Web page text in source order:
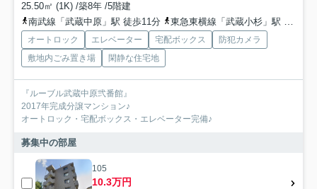
25.50㎡ (1K) /築8年 /5階建
南武線「武蔵中原」駅 徒歩11分
東急東横線「武蔵小杉」駅 徒歩23分
オートロック エレベーター 宅配ボックス
防犯カメラ
敷地内ごみ置き場
閑静な住宅地
『ルーブル武蔵中原弐番館』
2017年完成分譲マンション♪
オートロック・宅配ボックス・エレベーター完備♪
募集中の部屋
105
10.3万円